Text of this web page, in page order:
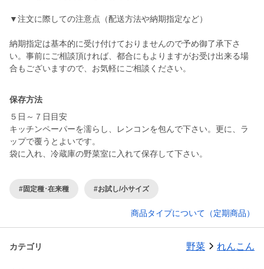
▼注文に際しての注意点（配送方法や納期指定など）
納期指定は基本的に受け付けておりませんので予め御了承下さ
い。事前にご相談頂ければ、都合にもよりますがお受け出来る場
合もございますので、お気軽にご相談ください。
保存方法
５日～７日目安
キッチンペーパーを濡らし、レンコンを包んで下さい。更に、ラ
ップで覆うとよいです。
袋に入れ、冷蔵庫の野菜室に入れて保存して下さい。
#固定種･在来種 #お試し/小サイズ
商品タイプについて（定期商品）
カテゴリ 野菜 れんこん